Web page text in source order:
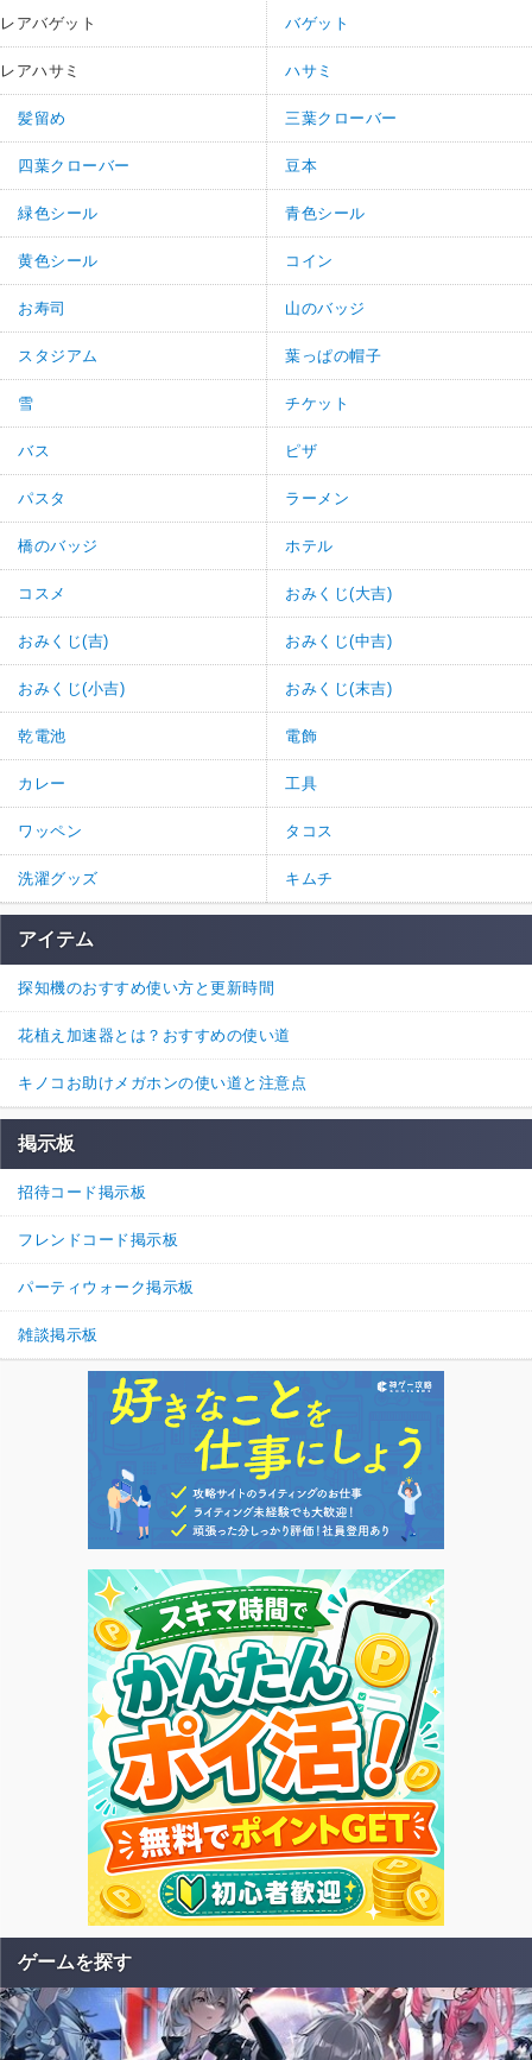
ゲームを探す
レアバゲット バゲット
レアハサミ ハサミ
髪留め 三葉クローバー
四葉クローバー 豆本
緑色シール 青色シール
黄色シール コイン
お寿司 山のバッジ
スタジアム 葉っぱの帽子
雪 チケット
バス ピザ
パスタ ラーメン
橋のバッジ ホテル
コスメ おみくじ(大吉)
おみくじ(吉) おみくじ(中吉)
おみくじ(小吉) おみくじ(末吉)
乾電池 電飾
カレー 工具
ワッペン タコス
洗濯グッズ キムチ
アイテム
探知機のおすすめ使い方と更新時間
花植え加速器とは？おすすめの使い道
キノコお助けメガホンの使い道と注意点
掲示板
招待コード掲示板
フレンドコード掲示板
パーティウォーク掲示板
雑談掲示板